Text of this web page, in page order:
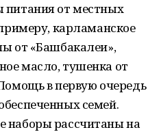
питания от местных
карламанское
от «Башбакалеи»,
масло, тушенка от
в первую очередь
семей.
наборы рассчитаны на